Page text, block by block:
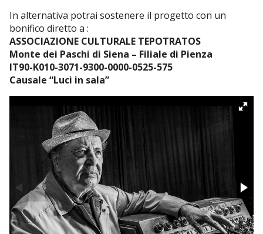
In alternativa potrai sostenere il progetto con un
bonifico diretto a :
ASSOCIAZIONE CULTURALE TEPOTRATOS
Monte dei Paschi di Siena – Filiale di Pienza
IT90-K010-3071-9300-0000-0525-575
Causale “Luci in sala”